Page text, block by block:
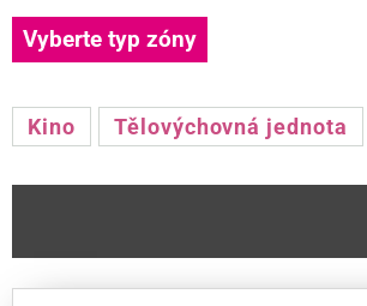
Vyberte typ zóny
Kino Tělovýchovná jednota